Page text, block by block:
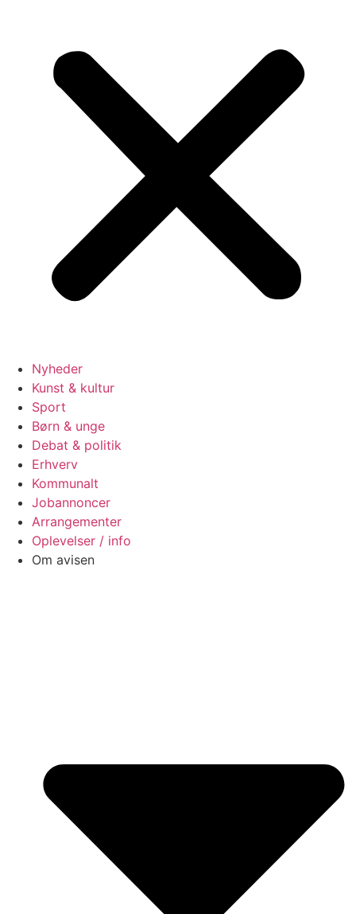
Nyheder
Kunst & kultur
Sport
Børn & unge
Debat & politik
Erhverv
Kommunalt
Jobannoncer
Arrangementer
Oplevelser / info
Om avisen